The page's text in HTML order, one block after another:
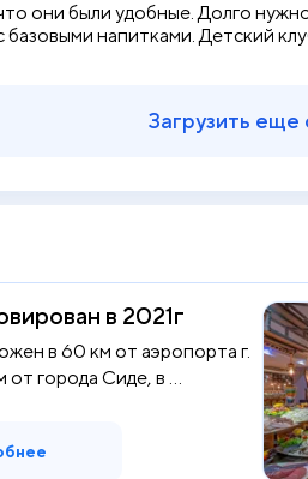
они были удобные. Долго
напитками. Детский
Загрузить еще
в 2021г
в 60 км от аэропорта г.
от города Сиде, в ...